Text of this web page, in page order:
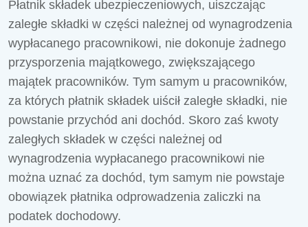
Płatnik składek ubezpieczeniowych, uiszczając
zaległe składki w części należnej od wynagrodzenia
wypłacanego pracownikowi, nie dokonuje żadnego
przysporzenia majątkowego, zwiększającego
majątek pracowników. Tym samym u pracowników,
za których płatnik składek uiścił zaległe składki, nie
powstanie przychód ani dochód. Skoro zaś kwoty
zaległych składek w części należnej od
wynagrodzenia wypłacanego pracownikowi nie
można uznać za dochód, tym samym nie powstaje
obowiązek płatnika odprowadzenia zaliczki na
podatek dochodowy.